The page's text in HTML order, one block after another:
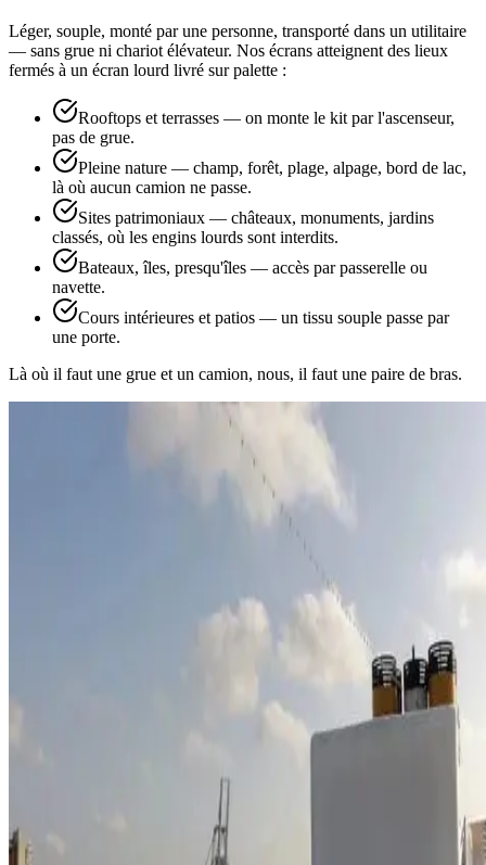
Léger, souple, monté par une personne, transporté dans un utilitaire
— sans grue ni chariot élévateur. Nos écrans atteignent des lieux
fermés à un écran lourd livré sur palette :
Rooftops et terrasses — on monte le kit par l'ascenseur,
pas de grue.
Pleine nature — champ, forêt, plage, alpage, bord de lac,
là où aucun camion ne passe.
Sites patrimoniaux — châteaux, monuments, jardins
classés, où les engins lourds sont interdits.
Bateaux, îles, presqu'îles — accès par passerelle ou
navette.
Cours intérieures et patios — un tissu souple passe par
une porte.
Là où il faut une grue et un camion, nous, il faut une paire de bras.